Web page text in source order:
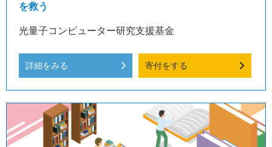
を救う
光量子コンピューター研究支援基金
詳細をみる 寄付をする